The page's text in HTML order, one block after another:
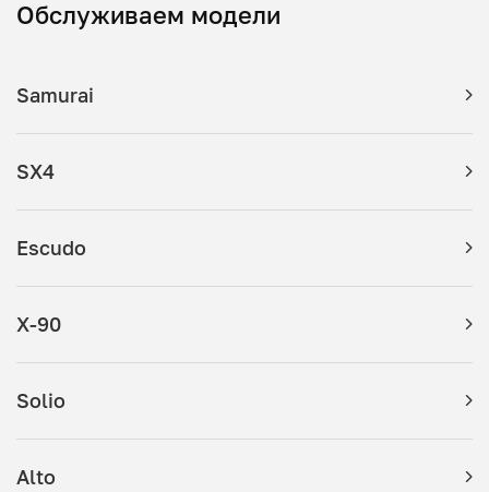
Обслуживаем модели
Samurai
SX4
Escudo
X-90
Solio
Alto